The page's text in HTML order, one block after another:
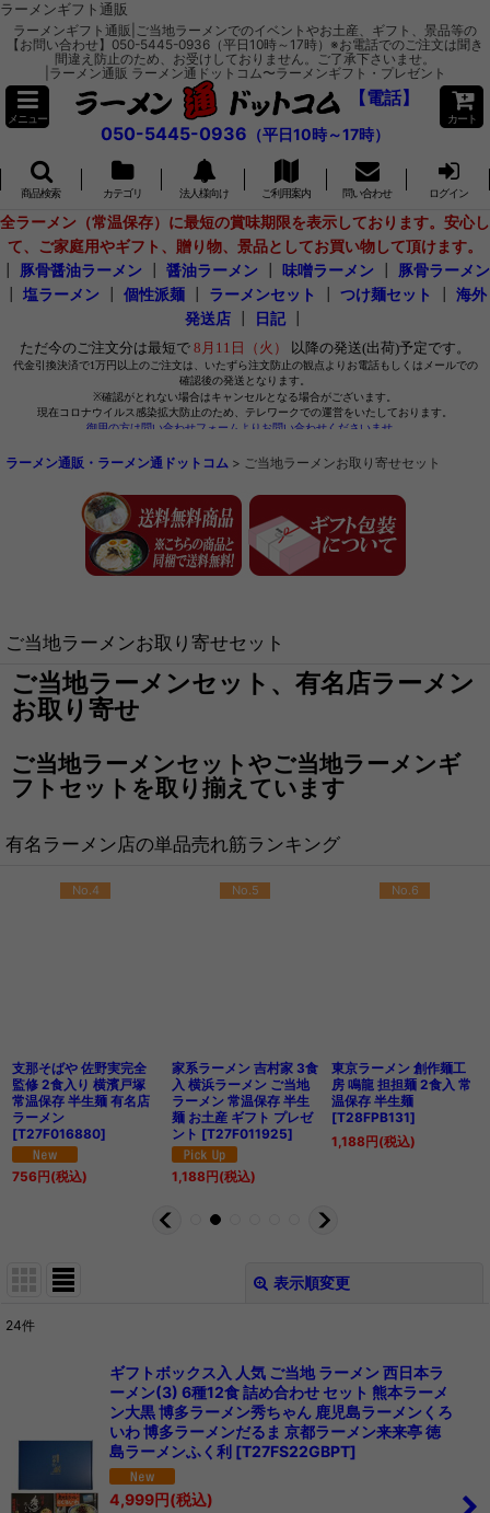
ラーメンギフト通販
ラーメンギフト通販|ご当地ラーメンでのイベントやお土産、ギフト、景品等の
【お問い合わせ】050-5445-0936（平日10時～17時）※お電話でのご注文は聞き
間違え防止のため、お受けしておりません。ご了承下さいませ。
|ラーメン通販 ラーメン通ドットコム〜ラーメンギフト・プレゼント
メニュー
【電話】
050-5445-0936 （平日10時～17時）
カート
商品検索 カテゴリ 法人様向け ご利用案内 問い合わせ ログイン
全ラーメン（常温保存）に最短の賞味期限を表示しております。安心し
て、ご家庭用やギフト、贈り物、景品としてお買い物して頂けます。
豚骨醤油ラーメン 醤油ラーメン 味噌ラーメン
豚骨ラーメン
塩ラーメン 個性派麺 ラーメンセット つけ麺セット
海外
発送店
日記┃
ラーメン通販・ラーメン通ドットコム > ご当地ラーメンお取り寄せセット
ご当地ラーメンお取り寄せセット
ご当地ラーメンセット、有名店ラーメン
お取り寄せ
ご当地ラーメンセットやご当地ラーメンギ
フトセットを取り揃えています
有名ラーメン店の単品売れ筋ランキング
No.4
支那そばや 佐野実完全
監修 2食入り 横濱戸塚
常温保存 半生麺 有名店
ラーメン
[T27F016880]
756 円(税込)
No.5
家系ラーメン 吉村家 3食
入 横浜ラーメン ご当地
ラーメン 常温保存 半生
麺 お土産 ギフト プレゼ
ント [T27F011925]
1,188 円(税込)
No.6
東京ラーメン 創作麺工
房 鳴龍 担担麺 2食入 常
温保存 半生麺
[T28FPB131]
1,188 円(税込)
表示順変更
サブカテゴリ
在庫あり
24件
ギフトボックス入 人気 ご当地 ラーメン 西日本ラ
ーメン(3) 6種12食 詰め合わせ セット 熊本ラーメ
ン大黒 博多ラーメン秀ちゃん 鹿児島ラーメンくろ
いわ 博多ラーメンだるま 京都ラーメン来来亭 徳
島ラーメンふく利 [T27FS22GBPT]
4,999円(税込)